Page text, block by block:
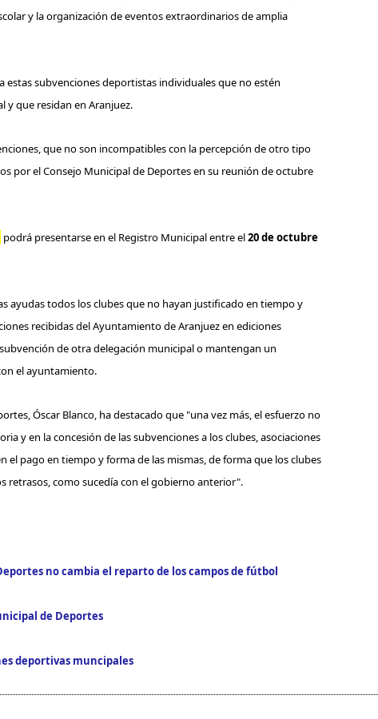
y la organización de eventos extraordinarios de amplia
estas subvenciones deportistas individuales que no estén
y que residan en Aranjuez.
que no son incompatibles con la percepción de otro tipo
por el Consejo Municipal de Deportes en su reunión de octubre
podrá presentarse en el Registro Municipal entre el20 de octubre
ayudas todos los clubes que no hayan justificado en tiempo y
recibidas del Ayuntamiento de Aranjuez en ediciones
de otra delegación municipal o mantengan un
el ayuntamiento.
Óscar Blanco, ha destacado que "una vez más, el esfuerzo no
y en la concesión de las subvenciones a los clubes, asociaciones
el pago en tiempo y forma de las mismas, de forma que los clubes
retrasos, como sucedía con el gobierno anterior".
no cambia el reparto de los campos de fútbol
de Deportes
deportivas muncipales